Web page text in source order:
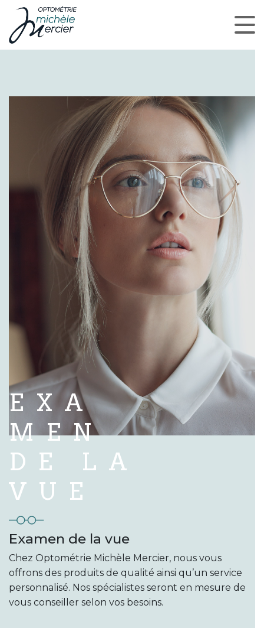
EXA
MEN
DE LA
VUE
Examen de la vue
Chez Optométrie Michèle Mercier, nous vous
offrons des produits de qualité ainsi qu’un service
personnalisé. Nos spécialistes seront en mesure de
vous conseiller selon vos besoins.